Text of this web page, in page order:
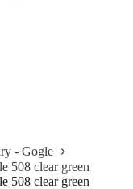
- Gogle
508 clear green
508 clear green